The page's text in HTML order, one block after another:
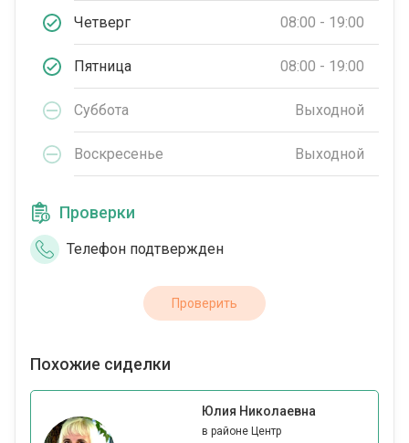
Четверг 08:00 - 19:00
Пятница 08:00 - 19:00
Суббота Выходной
Воскресенье Выходной
Проверки
Телефон подтвержден
Проверить
Похожие сиделки
Юлия Николаевна
в районе Центр